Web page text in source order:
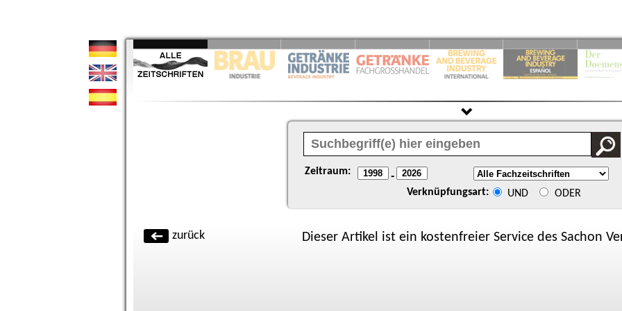
Zeitraum: -
Verknüpfungsart: UND ODER
zurück Dieser Artikel ist ein kostenfreier Service des Sachon